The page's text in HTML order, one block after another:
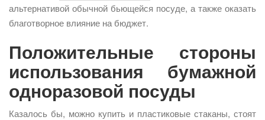
альтернативой обычной бьющейся посуде, а также оказать
благотворное влияние на бюджет.
Положительные стороны
использования бумажной
одноразовой посуды
Казалось бы, можно купить и пластиковые стаканы, стоят